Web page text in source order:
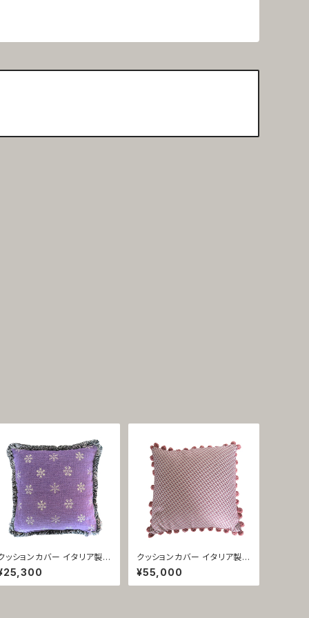
ッションカバー イタリア製
毛素材 フリンジ パープル
トリノ 1421
クッションカバー イタリア製
シルクビロード・オニオンフリ
ンジ・ピンク ループ 1420
¥55,000